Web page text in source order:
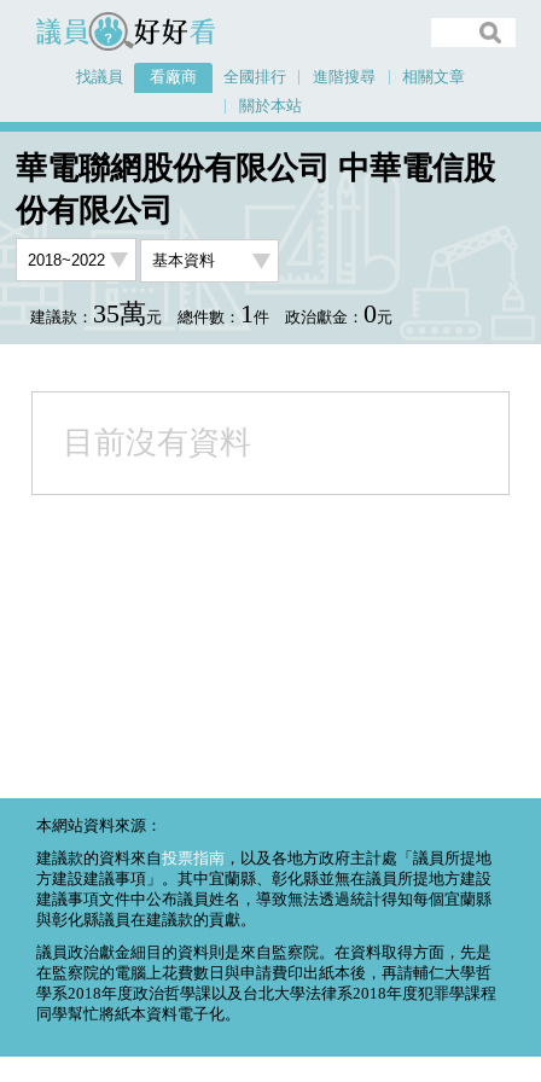
議員好好看
找議員 看廠商 全國排行 進階搜尋
相關文章
關於本站
華電聯網股份有限公司 中華電信股
份有限公司
建議款： 35萬元 總件數： 1件 政治獻金： 0元
目前沒有資料
本網站資料來源：
建議款的資料來自投票指南 ，以及各地方政府主計處「議員所提地
方建設建議事項」。其中宜蘭縣、彰化縣並無在議員所提地方建設
建議事項文件中公布議員姓名，導致無法透過統計得知每個宜蘭縣
與彰化縣議員在建議款的貢獻。
議員政治獻金細目的資料則是來自監察院。在資料取得方面，先是
在監察院的電腦上花費數日與申請費印出紙本後，再請輔仁大學哲
學系2018年度政治哲學課以及台北大學法律系2018年度犯罪學課程
同學幫忙將紙本資料電子化。